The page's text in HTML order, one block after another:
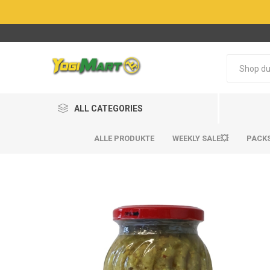
ALL CATEGORIES
ALLE PRODUKTE WEEKLY SALE💥